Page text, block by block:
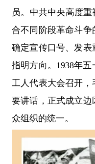
员。中共中央高度
合不同阶段革命斗争
确定宣传口号、发
指明方向。1938年
工人代表大会召开
要讲话，正式成立
众组织的统一。